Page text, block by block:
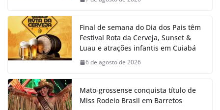
Final de semana do Dia dos Pais têm
Festival Rota da Cerveja, Sunset &
Luau e atrações infantis em Cuiabá
6 de agosto de 2026
Mato-grossense conquista título de
Miss Rodeio Brasil em Barretos